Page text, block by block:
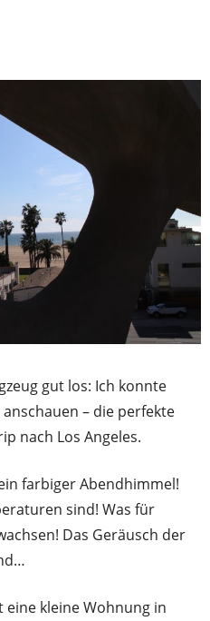
gut los: Ich konnte
– die perfekte
nach Los Angeles.
farbiger Abendhimmel!
sind! Was für
Das Geräusch der
eine kleine Wohnung in